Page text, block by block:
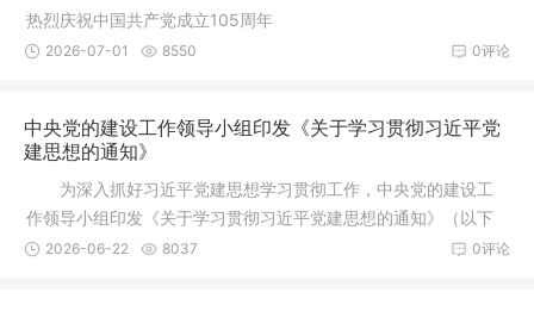
热烈庆祝中国共产党成立105周年
0评论
2026-07-01 8550
中央党的建设工作领导小组印发《关于学习贯彻习近平党
建思想的通知》
为深入抓好习近平党建思想学习贯彻工作，中央党的建设工
作领导小组印发《关于学习贯彻习近平党建思想的通知》（以下
简称《通
0评论
2026-06-22 8037